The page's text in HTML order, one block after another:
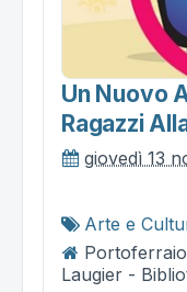
Un Nuovo
Ragazzi
giovedì 13
Arte e
Laugier -